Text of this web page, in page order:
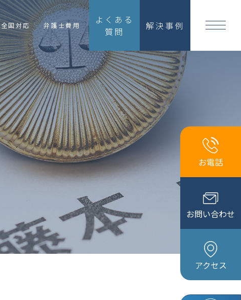
全国対応 弁護士費用
よくある
質問
解決事例
お電話
お問い合わせ
アクセス